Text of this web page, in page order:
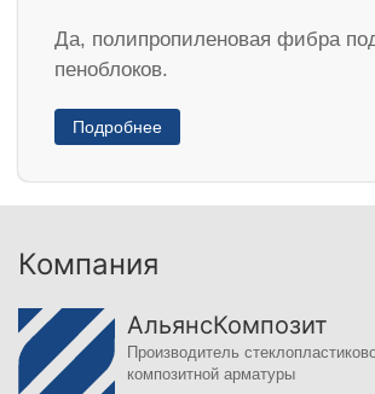
Да, полипропиленовая фибра
пеноблоков.
Подробнее
Компания
АльянсКомпозит
Производитель
композитной арматуры